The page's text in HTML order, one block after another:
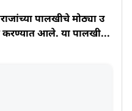
पालखीचे मोठ्या उ
करण्यात आले. या पालखी...